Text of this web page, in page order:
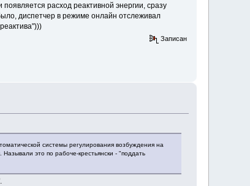
расход реактивной энергии, сразу
диспетчер в режиме онлайн отслеживал
Записан
системы регулирования возбуждения на
это по рабоче-крестьянски - "поддать